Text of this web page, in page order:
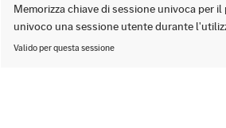
Memorizza chiave di sessione univoca per
univoco una sessione utente durante
Valido per questa sessione